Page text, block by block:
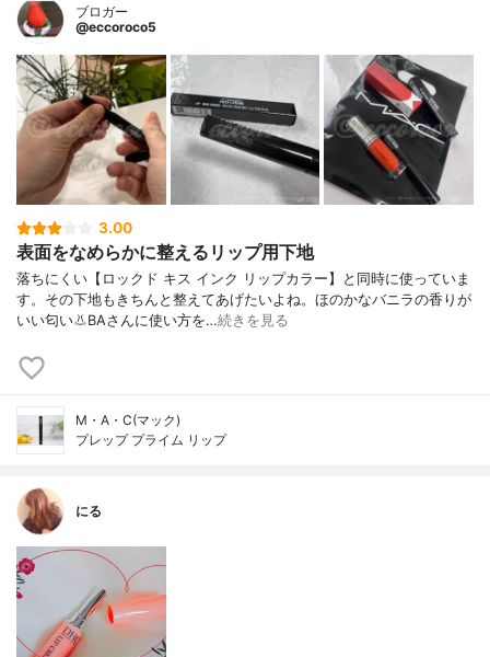
ブロガー
@eccoroco5
3.00
表面をなめらかに整えるリップ用下地
落ちにくい【ロックド キス インク リップカラー】と同時に使っていま
す。その下地もきちんと整えてあげたいよね。ほのかなバニラの香りが
いい匂い👃BAさんに使い方を…続きを見る
M・A・C(マック)
プレップ プライム リップ
にる